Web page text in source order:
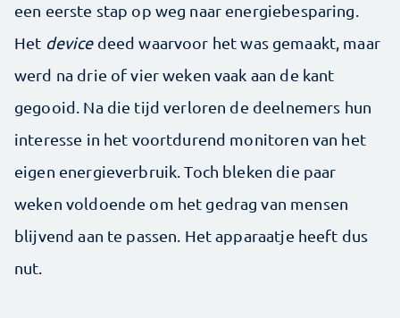
een eerste stap op weg naar energiebesparing.
Het devicedeed waarvoor het was gemaakt, maar
werd na drie of vier weken vaak aan de kant
gegooid. Na die tijd verloren de deelnemers hun
interesse in het voortdurend monitoren van het
eigen energieverbruik. Toch bleken die paar
weken voldoende om het gedrag van mensen
blijvend aan te passen. Het apparaatje heeft dus
nut.